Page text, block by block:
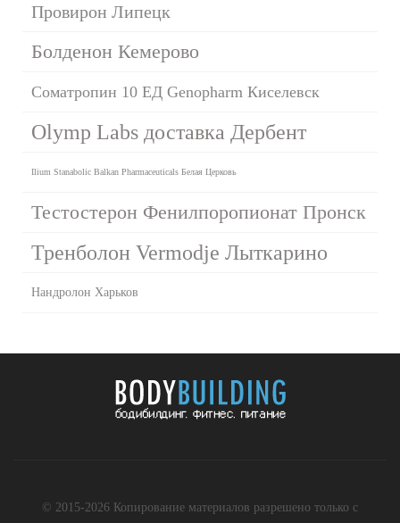
Провирон Липецк
Болденон Кемерово
Соматропин 10 ЕД Genopharm Киселевск
Olymp Labs доставка Дербент
Ilium Stanabolic Balkan Pharmaceuticals Белая Церковь
Тестостерон Фенилпоропионат Пронск
Тренболон Vermodje Лыткарино
Нандролон Харьков
© 2015-2026 Копирование материалов разрешено только с